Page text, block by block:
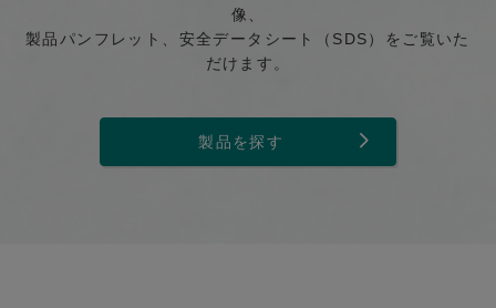
像、
製品パンフレット、安全データシート（SDS）をご覧いた
だけます。
製品を探す